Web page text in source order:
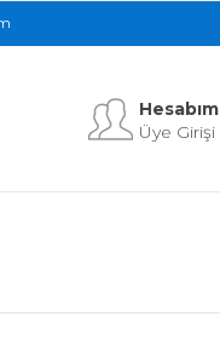
Hesabım
Üye Girişi